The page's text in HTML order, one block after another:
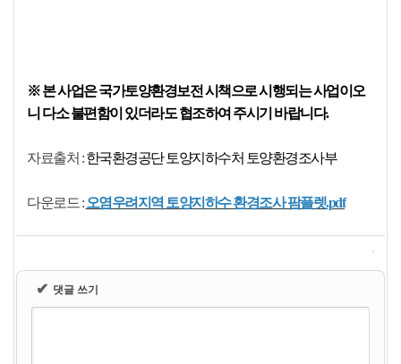
※ 본 사업은 국가토양환경보전 시책으로 시행되는 사업이오
니 다소 불편함이 있더라도 협조하여 주시기 바랍니다.
자료출처 :한국환경공단 토양지하수처 토양환경조사부
다운로드 : 오염우려지역 토양지하수 환경조사 팜플렛.pdf
✔ 댓글 쓰기